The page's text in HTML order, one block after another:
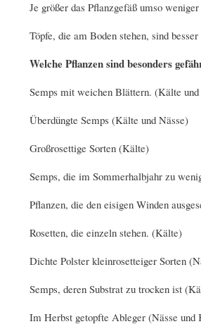
Je größer das Pflanzgefäß umso
Töpfe, die am Boden stehen, sind
Welche Pflanzen sind besonders
Semps mit weichen Blättern. (Kälte und
Überdüngte Semps (Kälte und Nässe)
Großrosettige Sorten (Kälte)
Semps, die im Sommerhalbjahr zu
Pflanzen, die den eisigen Winden
Rosetten, die einzeln stehen. (Kälte)
Dichte Polster kleinrosetteiger Sorten
Semps, deren Substrat zu trocken ist
Im Herbst getopfte Ableger (Nässe und